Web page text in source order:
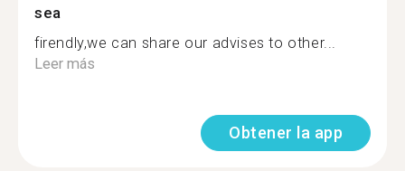
sea
firendly,we can share our advises to other...
Leer más
Obtener la app